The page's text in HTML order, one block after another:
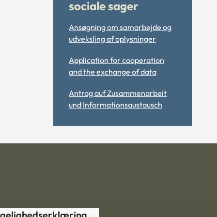
sociale sager
Ansøgning om samarbejde og
udveksling af oplysninger
Application for cooperation
and the exchange of data
Antrag auf Zusammenarbeit
und Informationsaustausch